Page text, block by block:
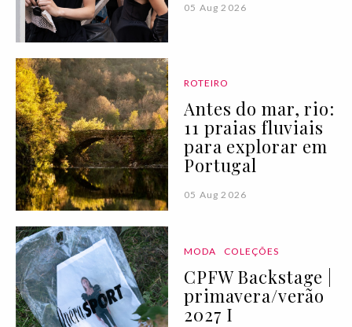
05 Aug 2026
ROTEIRO
Antes do mar, rio:
11 praias fluviais
para explorar em
Portugal
05 Aug 2026
MODA COLEÇÕES
CPFW Backstage |
primavera/verão
2027 I